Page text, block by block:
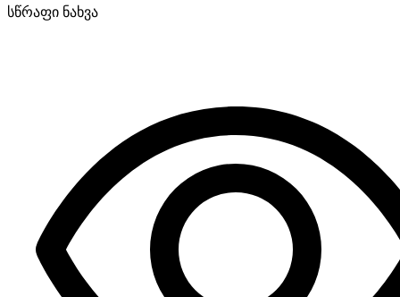
სწრაფი ნახვა